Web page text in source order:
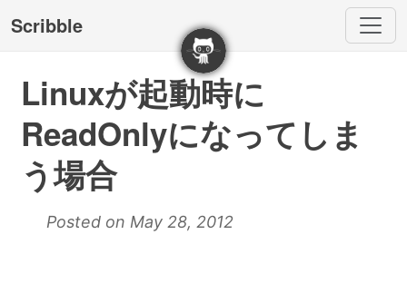
Scribble
Linuxが起動時に
ReadOnlyになってしま
う場合
Posted on May 28, 2012